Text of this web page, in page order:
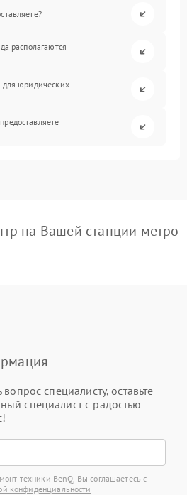
располагаются
для юридических
на Вашей станции метро
вопрос специалисту, оставьте
специалист с радостью
техники BenQ, Вы соглашаетесь с
конфиденциальности